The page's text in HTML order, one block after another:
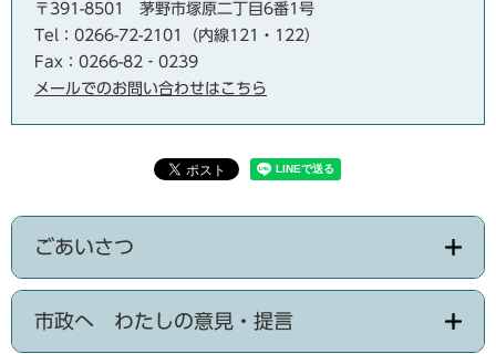
〒391-8501
茅野市塚原二丁目6番1号
Tel：0266-72-2101（内線121・122）
Fax：0266-82‐0239
メールでのお問い合わせはこちら
ごあいさつ
市政へ わたしの意見・提言